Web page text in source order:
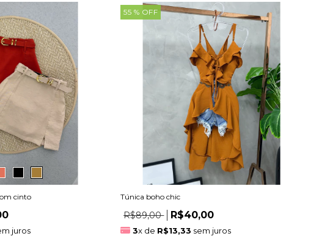
cinto
juros
55 % OFF
Túnica boho chic
R$89,00 R$40,00
3x de R$13,33 sem juros